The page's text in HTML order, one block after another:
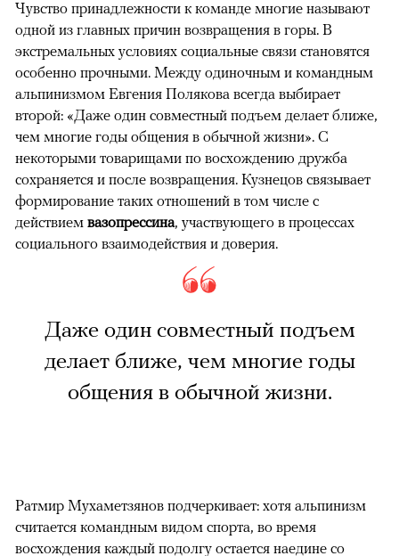
Чувство принадлежности к команде многие называют
одной из главных причин возвращения в горы. В
экстремальных условиях социальные связи становятся
особенно прочными. Между одиночным и командным
альпинизмом Евгения Полякова всегда выбирает
второй: «Даже один совместный подъем делает ближе,
чем многие годы общения в обычной жизни». С
некоторыми товарищами по восхождению дружба
сохраняется и после возвращения. Кузнецов связывает
формирование таких отношений в том числе с
действием вазопрессина, участвующего в процессах
социального взаимодействия и доверия.
Даже один совместный подъем
делает ближе, чем многие годы
общения в обычной жизни.
Ратмир Мухаметзянов подчеркивает: хотя альпинизм
считается командным видом спорта, во время
восхождения каждый подолгу остается наедине со